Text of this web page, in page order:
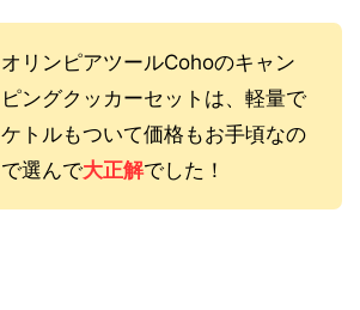
オリンピアツールCohoのキャン
ピングクッカーセットは、軽量で
ケトルもついて価格もお手頃なの
で選んで大正解でした！